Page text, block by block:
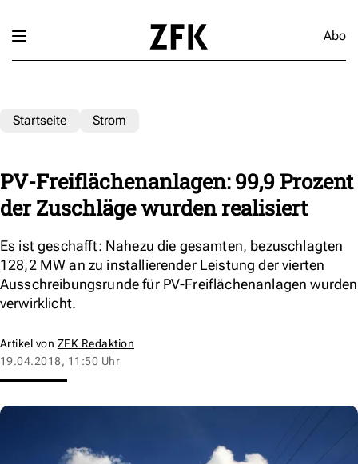
Abo
Startseite Strom
PV-Freiflächenanlagen: 99,9 Prozent
der Zuschläge wurden realisiert
Es ist geschafft: Nahezu die gesamten, bezuschlagten
128,2 MW an zu installierender Leistung der vierten
Ausschreibungsrunde für PV-Freiflächenanlagen wurden
verwirklicht.
Artikel von ZFK Redaktion
19.04.2018, 11:50 Uhr